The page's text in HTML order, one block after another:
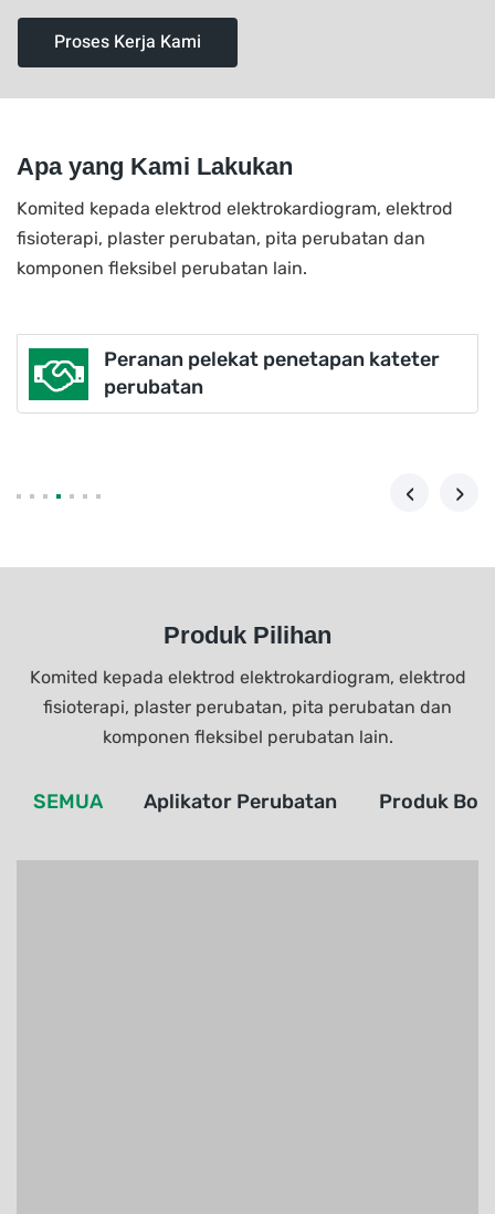
Proses Kerja Kami
Apa yang Kami Lakukan
Komited kepada elektrod elektrokardiogram, elektrod
fisioterapi, plaster perubatan, pita perubatan dan
komponen fleksibel perubatan lain.
Bolehkah probe oksigen darah pakai
buang dikenakan?
‹ ›
Produk Pilihan
Komited kepada elektrod elektrokardiogram, elektrod
fisioterapi, plaster perubatan, pita perubatan dan
komponen fleksibel perubatan lain.
SEMUA Aplikator Perubatan Produk